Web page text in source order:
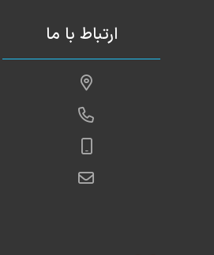
ارتباط با ما